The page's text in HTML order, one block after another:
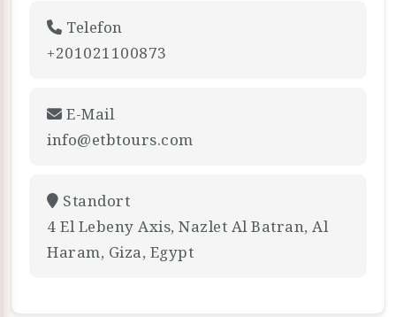
Telefon
+201021100873
E-Mail
info@etbtours.com
Standort
4 El Lebeny Axis, Nazlet Al Batran, Al
Haram, Giza, Egypt